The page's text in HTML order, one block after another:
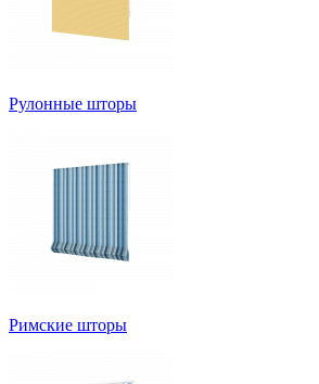
Рулонные шторы
Римские шторы